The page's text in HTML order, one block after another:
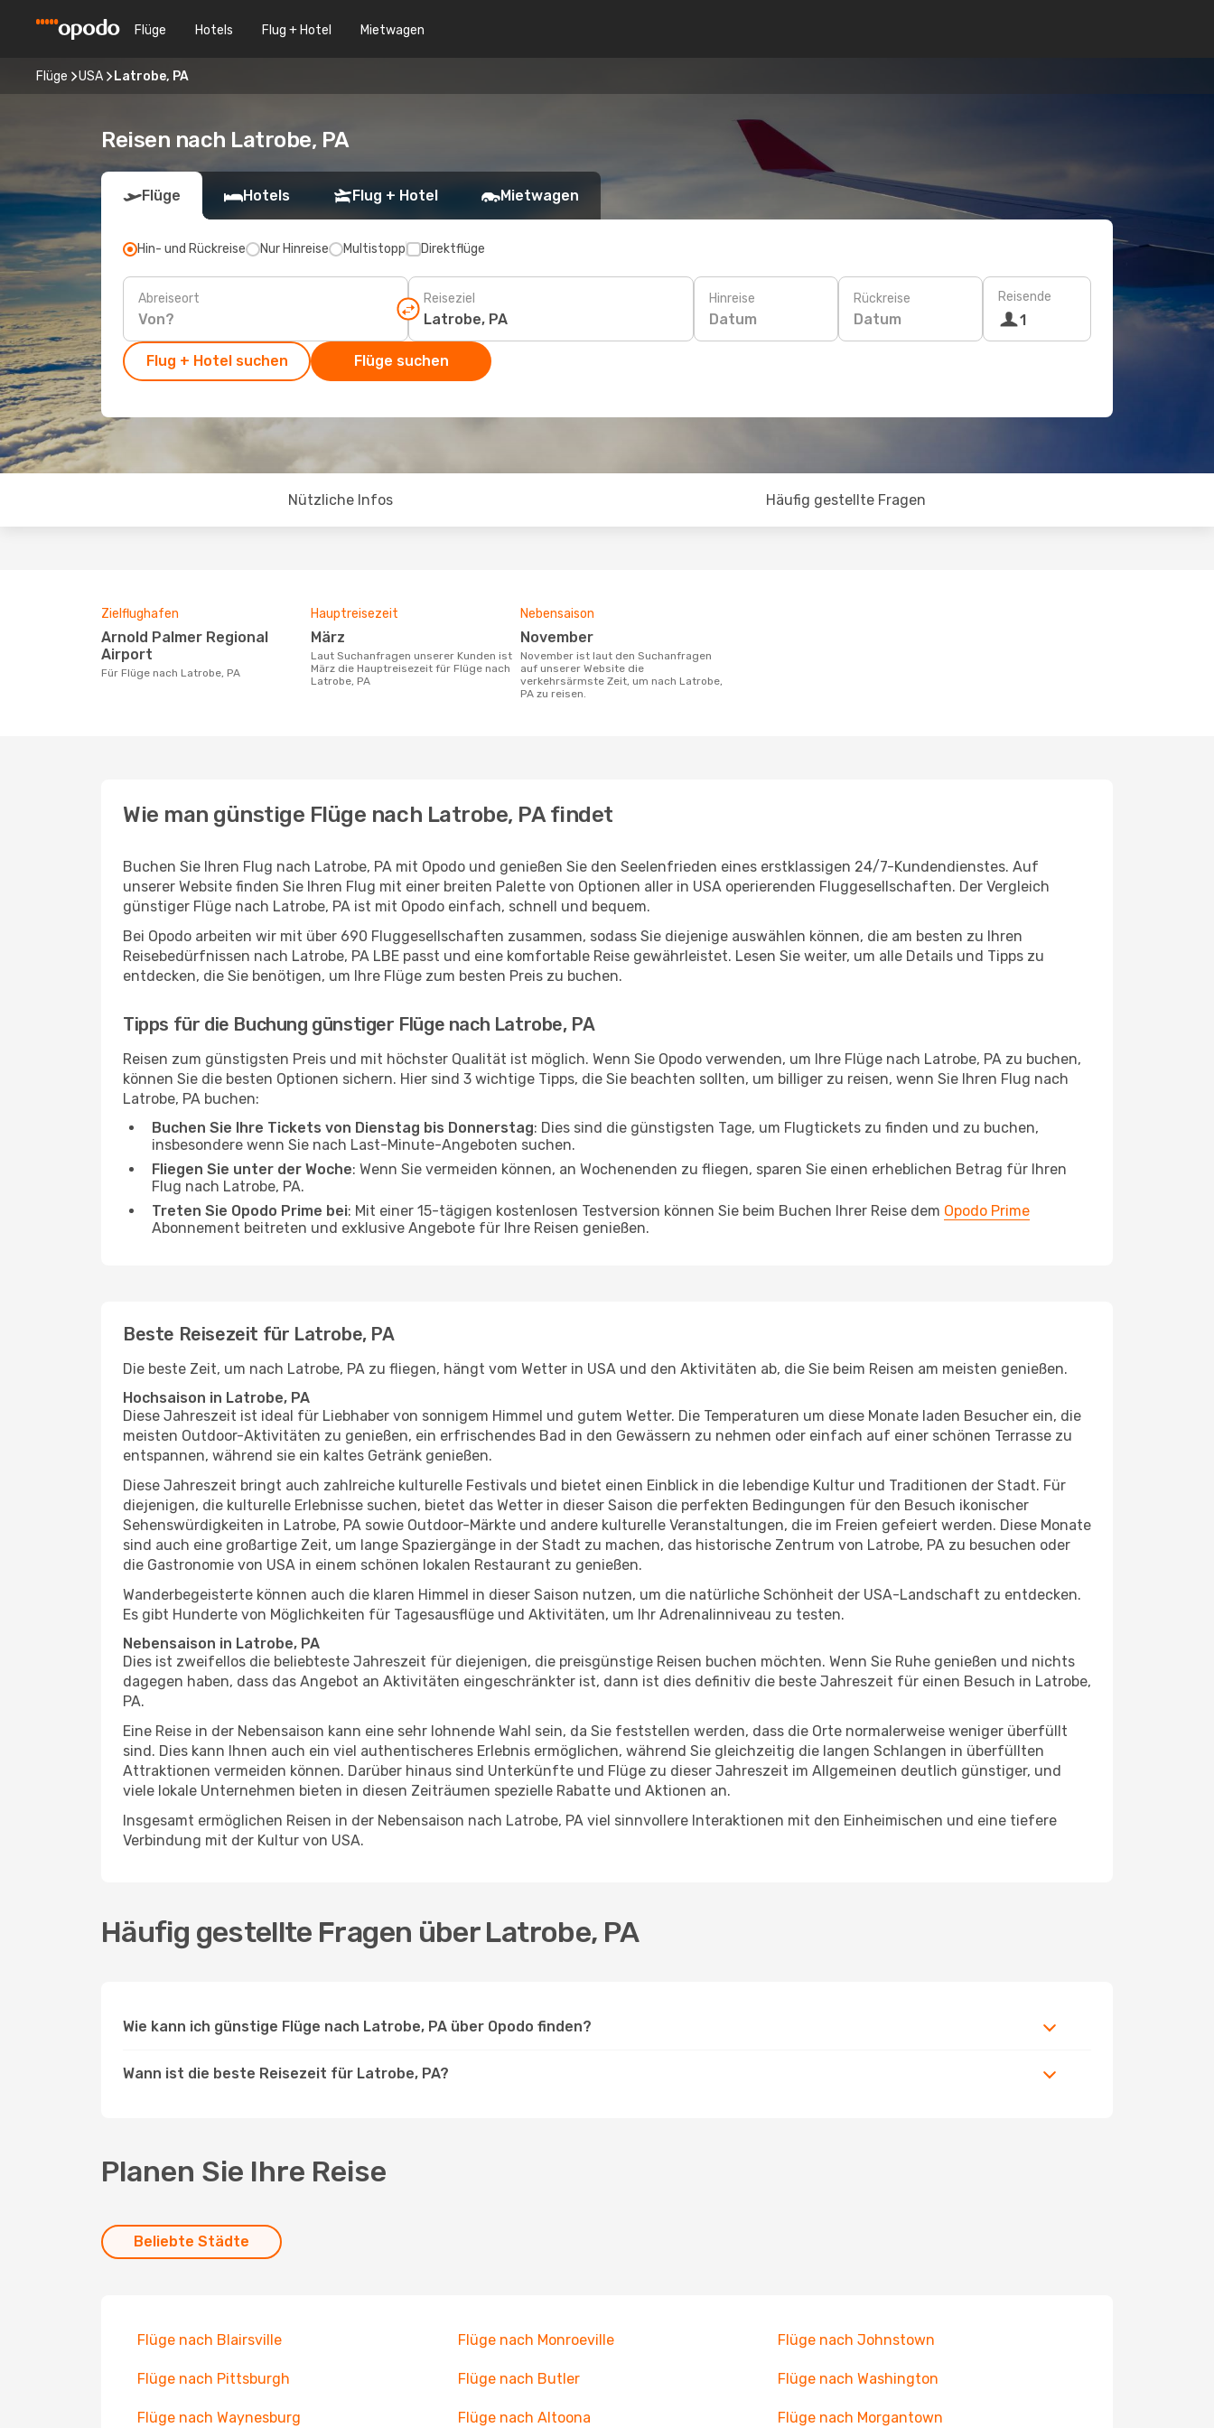
Flüge Hotels Flug + Hotel Mietwagen
Flüge USA Latrobe, PA
Reisen nach Latrobe, PA
Flüge Hotels Flug + Hotel Mietwagen
Hin- und Rückreise Nur Hinreise Multistopp Direktflüge
Abreiseort Reiseziel Hinreise
Datum
Rückreise
Datum
Reisende
1
Flug + Hotel suchen Flüge suchen
Nützliche Infos Häufig gestellte Fragen
Zielflughafen
Arnold Palmer Regional
Airport
Für Flüge nach Latrobe, PA
Hauptreisezeit
März
Laut Suchanfragen unserer Kunden ist
März die Hauptreisezeit für Flüge nach
Latrobe, PA
Nebensaison
November
November ist laut den Suchanfragen
auf unserer Website die
verkehrsärmste Zeit, um nach Latrobe,
PA zu reisen.
Wie man günstige Flüge nach Latrobe, PA findet
Buchen Sie Ihren Flug nach Latrobe, PA mit Opodo und genießen Sie den Seelenfrieden eines erstklassigen 24/7-Kundendienstes. Auf
unserer Website finden Sie Ihren Flug mit einer breiten Palette von Optionen aller in USA operierenden Fluggesellschaften. Der Vergleich
günstiger Flüge nach Latrobe, PA ist mit Opodo einfach, schnell und bequem.
Bei Opodo arbeiten wir mit über 690 Fluggesellschaften zusammen, sodass Sie diejenige auswählen können, die am besten zu Ihren
Reisebedürfnissen nach Latrobe, PA LBE passt und eine komfortable Reise gewährleistet. Lesen Sie weiter, um alle Details und Tipps zu
entdecken, die Sie benötigen, um Ihre Flüge zum besten Preis zu buchen.
Tipps für die Buchung günstiger Flüge nach Latrobe, PA
Reisen zum günstigsten Preis und mit höchster Qualität ist möglich. Wenn Sie Opodo verwenden, um Ihre Flüge nach Latrobe, PA zu buchen,
können Sie die besten Optionen sichern. Hier sind 3 wichtige Tipps, die Sie beachten sollten, um billiger zu reisen, wenn Sie Ihren Flug nach
Latrobe, PA buchen:
Buchen Sie Ihre Tickets von Dienstag bis Donnerstag: Dies sind die günstigsten Tage, um Flugtickets zu finden und zu buchen,
insbesondere wenn Sie nach Last-Minute-Angeboten suchen.
Fliegen Sie unter der Woche: Wenn Sie vermeiden können, an Wochenenden zu fliegen, sparen Sie einen erheblichen Betrag für Ihren
Flug nach Latrobe, PA.
Treten Sie Opodo Prime bei: Mit einer 15-tägigen kostenlosen Testversion können Sie beim Buchen Ihrer Reise dem Opodo Prime
Abonnement beitreten und exklusive Angebote für Ihre Reisen genießen.
Beste Reisezeit für Latrobe, PA
Die beste Zeit, um nach Latrobe, PA zu fliegen, hängt vom Wetter in USA und den Aktivitäten ab, die Sie beim Reisen am meisten genießen.
Hochsaison in Latrobe, PA
Diese Jahreszeit ist ideal für Liebhaber von sonnigem Himmel und gutem Wetter. Die Temperaturen um diese Monate laden Besucher ein, die
meisten Outdoor-Aktivitäten zu genießen, ein erfrischendes Bad in den Gewässern zu nehmen oder einfach auf einer schönen Terrasse zu
entspannen, während sie ein kaltes Getränk genießen.
Diese Jahreszeit bringt auch zahlreiche kulturelle Festivals und bietet einen Einblick in die lebendige Kultur und Traditionen der Stadt. Für
diejenigen, die kulturelle Erlebnisse suchen, bietet das Wetter in dieser Saison die perfekten Bedingungen für den Besuch ikonischer
Sehenswürdigkeiten in Latrobe, PA sowie Outdoor-Märkte und andere kulturelle Veranstaltungen, die im Freien gefeiert werden. Diese Monate
sind auch eine großartige Zeit, um lange Spaziergänge in der Stadt zu machen, das historische Zentrum von Latrobe, PA zu besuchen oder
die Gastronomie von USA in einem schönen lokalen Restaurant zu genießen.
Wanderbegeisterte können auch die klaren Himmel in dieser Saison nutzen, um die natürliche Schönheit der USA-Landschaft zu entdecken.
Es gibt Hunderte von Möglichkeiten für Tagesausflüge und Aktivitäten, um Ihr Adrenalinniveau zu testen.
Nebensaison in Latrobe, PA
Dies ist zweifellos die beliebteste Jahreszeit für diejenigen, die preisgünstige Reisen buchen möchten. Wenn Sie Ruhe genießen und nichts
dagegen haben, dass das Angebot an Aktivitäten eingeschränkter ist, dann ist dies definitiv die beste Jahreszeit für einen Besuch in Latrobe,
PA.
Eine Reise in der Nebensaison kann eine sehr lohnende Wahl sein, da Sie feststellen werden, dass die Orte normalerweise weniger überfüllt
sind. Dies kann Ihnen auch ein viel authentischeres Erlebnis ermöglichen, während Sie gleichzeitig die langen Schlangen in überfüllten
Attraktionen vermeiden können. Darüber hinaus sind Unterkünfte und Flüge zu dieser Jahreszeit im Allgemeinen deutlich günstiger, und
viele lokale Unternehmen bieten in diesen Zeiträumen spezielle Rabatte und Aktionen an.
Insgesamt ermöglichen Reisen in der Nebensaison nach Latrobe, PA viel sinnvollere Interaktionen mit den Einheimischen und eine tiefere
Verbindung mit der Kultur von USA.
Häufig gestellte Fragen über Latrobe, PA
Wie kann ich günstige Flüge nach Latrobe, PA über Opodo finden?
Wann ist die beste Reisezeit für Latrobe, PA?
Planen Sie Ihre Reise
Beliebte Städte
Flüge nach Blairsville Flüge nach Monroeville Flüge nach Johnstown
Flüge nach Pittsburgh Flüge nach Butler Flüge nach Washington
Flüge nach Waynesburg Flüge nach Altoona Flüge nach Morgantown